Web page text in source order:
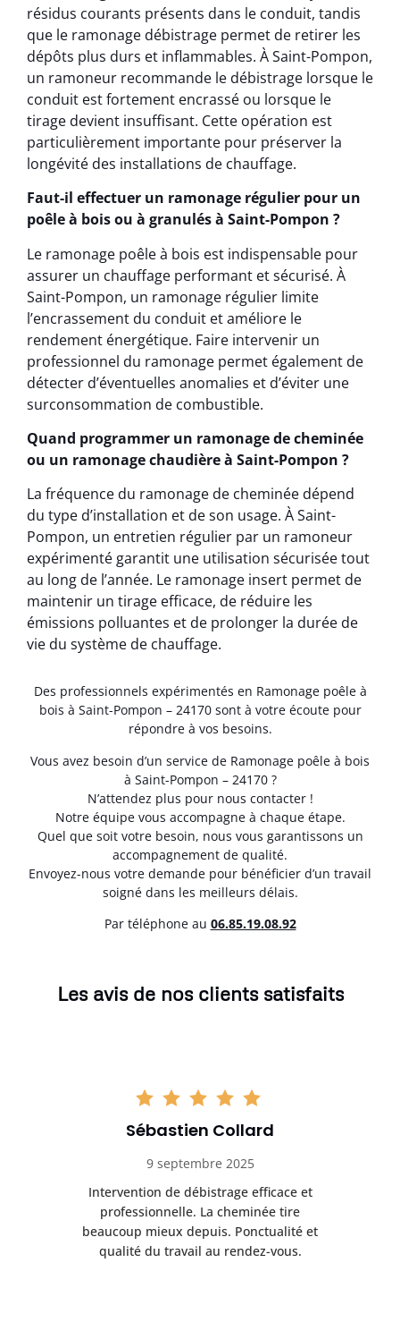
résidus courants présents dans le conduit, tandis
que le ramonage débistrage permet de retirer les
dépôts plus durs et inflammables. À Saint-Pompon,
un ramoneur recommande le débistrage lorsque le
conduit est fortement encrassé ou lorsque le
tirage devient insuffisant. Cette opération est
particulièrement importante pour préserver la
longévité des installations de chauffage.
Faut-il effectuer un ramonage régulier pour un
poêle à bois ou à granulés à Saint-Pompon ?
Le ramonage poêle à bois est indispensable pour
assurer un chauffage performant et sécurisé. À
Saint-Pompon, un ramonage régulier limite
l’encrassement du conduit et améliore le
rendement énergétique. Faire intervenir un
professionnel du ramonage permet également de
détecter d’éventuelles anomalies et d’éviter une
surconsommation de combustible.
Quand programmer un ramonage de cheminée
ou un ramonage chaudière à Saint-Pompon ?
La fréquence du ramonage de cheminée dépend
du type d’installation et de son usage. À Saint-
Pompon, un entretien régulier par un ramoneur
expérimenté garantit une utilisation sécurisée tout
au long de l’année. Le ramonage insert permet de
maintenir un tirage efficace, de réduire les
émissions polluantes et de prolonger la durée de
vie du système de chauffage.
Des professionnels expérimentés en Ramonage poêle à
bois à Saint-Pompon – 24170 sont à votre écoute pour
répondre à vos besoins.
Vous avez besoin d’un service de Ramonage poêle à bois
à Saint-Pompon – 24170 ?
N’attendez plus pour nous contacter !
Notre équipe vous accompagne à chaque étape.
Quel que soit votre besoin, nous vous garantissons un
accompagnement de qualité.
Envoyez-nous votre demande pour bénéficier d’un travail
soigné dans les meilleurs délais.
Par téléphone au 06.85.19.08.92
Les avis de nos clients satisfaits
Sébastien Collard
9 septembre 2025
Intervention de débistrage efficace et
professionnelle. La cheminée tire
beaucoup mieux depuis. Ponctualité et
qualité du travail au rendez-vous.